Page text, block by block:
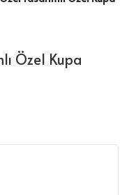
Özel Kupa